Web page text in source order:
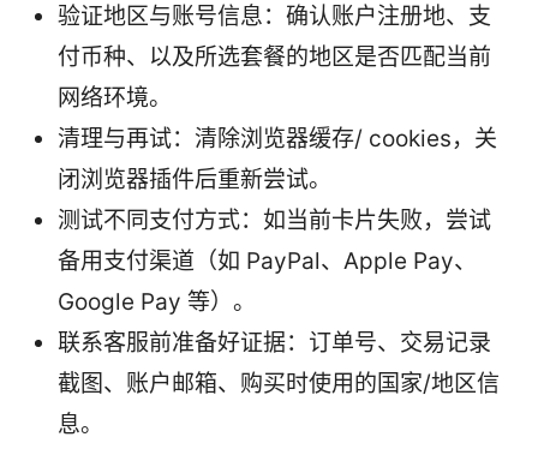
验证地区与账号信息：确认账户注册地、支
付币种、以及所选套餐的地区是否匹配当前
网络环境。
清理与再试：清除浏览器缓存/ cookies，关
闭浏览器插件后重新尝试。
测试不同支付方式：如当前卡片失败，尝试
备用支付渠道（如 PayPal、Apple Pay、
Google Pay 等）。
联系客服前准备好证据：订单号、交易记录
截图、账户邮箱、购买时使用的国家/地区信
息。